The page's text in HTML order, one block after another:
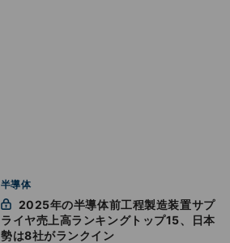
半導体
ライヤ売上高ランキングトップ15、日本
勢は8社がランクイン